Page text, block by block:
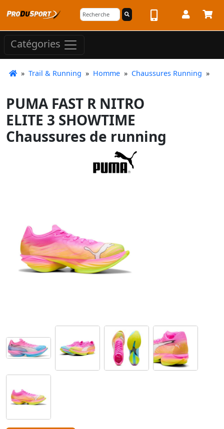
Catégories
» Trail & Running » Homme » Chaussures Running »
PUMA FAST R NITRO
ELITE 3 SHOWTIME
Chaussures de running